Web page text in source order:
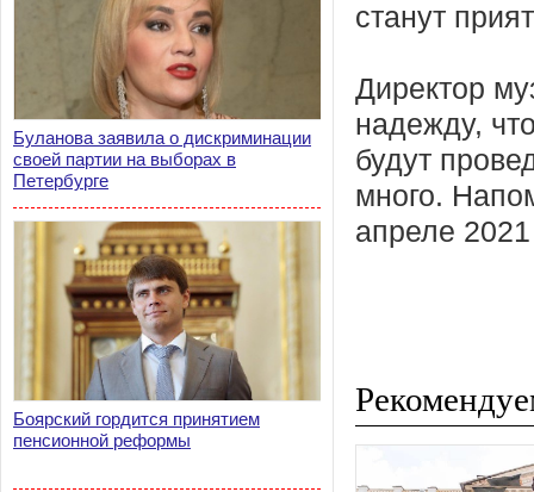
Буланова заявила о дискриминации
своей партии на выборах в
Петербурге
Боярский гордится принятием
пенсионной реформы
станут
Директор
надежду,
будут
много.
апреле 2021